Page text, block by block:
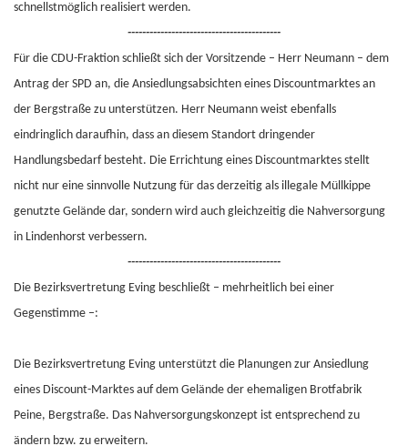
schnellstmöglich realisiert werden.
------------------------------------------
Für die CDU-Fraktion schließt sich der Vorsitzende – Herr Neumann – dem
Antrag der SPD an, die Ansiedlungsabsichten eines Discountmarktes an
der Bergstraße zu unterstützen. Herr Neumann weist ebenfalls
eindringlich daraufhin, dass an diesem Standort dringender
Handlungsbedarf besteht. Die Errichtung eines Discountmarktes stellt
nicht nur eine sinnvolle Nutzung für das derzeitig als illegale Müllkippe
genutzte Gelände dar, sondern wird auch gleichzeitig die Nahversorgung
in Lindenhorst verbessern.
------------------------------------------
Die Bezirksvertretung Eving beschließt – mehrheitlich bei einer
Gegenstimme –:
Die Bezirksvertretung Eving unterstützt die Planungen zur Ansiedlung
eines Discount-Marktes auf dem Gelände der ehemaligen Brotfabrik
Peine, Bergstraße. Das Nahversorgungskonzept ist entsprechend zu
ändern bzw. zu erweitern.